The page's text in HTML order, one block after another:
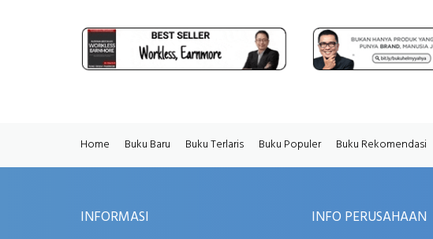
Home Buku Baru Buku Terlaris Buku Populer Buku Rekomendasi
INFORMASI INFO PERUSAHAAN